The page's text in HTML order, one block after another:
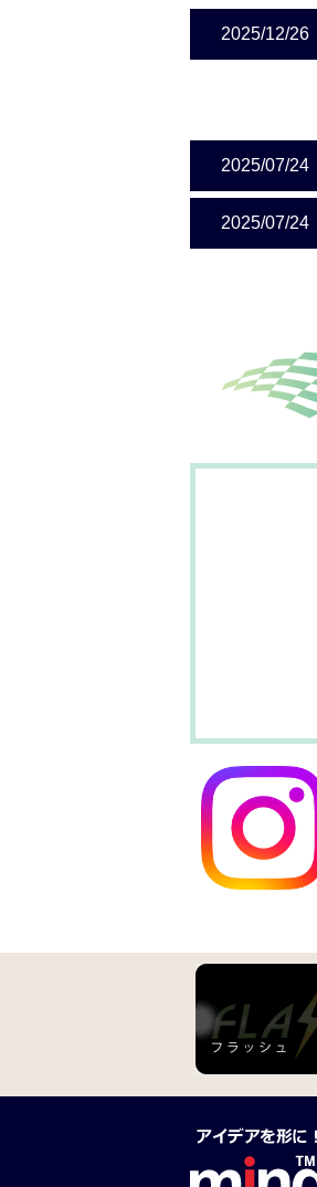
2025/12/26
2025/07/24
2025/07/24